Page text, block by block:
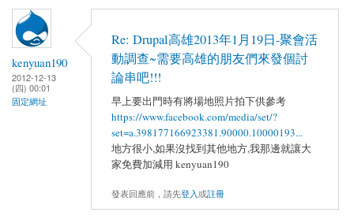
kenyuan190
2012-12-13
(四) 00:01
固定網址
Re: Drupal高雄2013年1月19日-聚會活
動調查~需要高雄的朋友們來發個討
論串吧!!!
早上要出門時有將場地照片拍下供參考
https://www.facebook.com/media/set/?
set=a.398177166923381.90000.10000193...
地方很小,如果沒找到其他地方,我那邊就讓大
家免費加減用 kenyuan190
發表回應前，請先登入或註冊